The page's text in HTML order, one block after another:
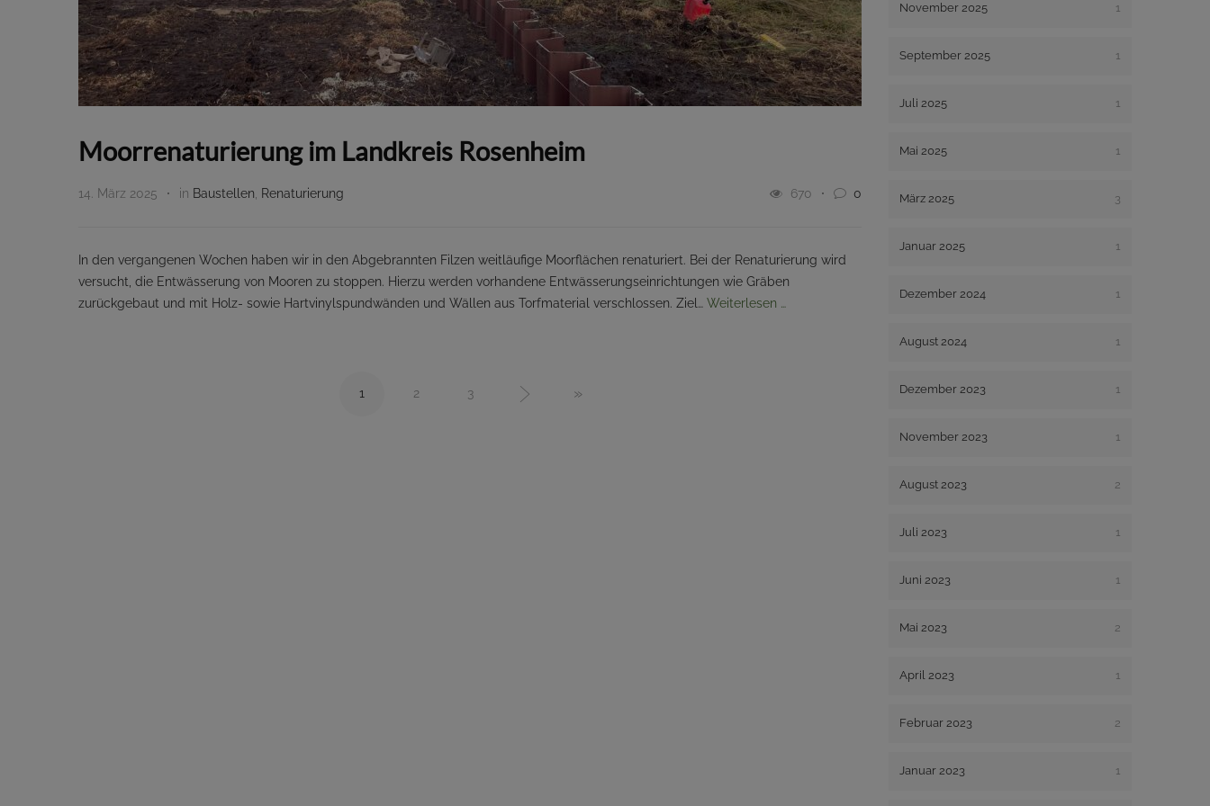
Moorrenaturierung im Landkreis Rosenheim
14. März 2025 in Baustellen Renaturierung 670 0
In den vergangenen Wochen haben wir in den Abgebrannten Filzen weitläufige Moorflächen renaturiert. Bei der Renaturierung wird
versucht, die Entwässerung von Mooren zu stoppen. Hierzu werden vorhandene Entwässerungseinrichtungen wie Gräben
zurückgebaut und mit Holz- sowie Hartvinylspundwänden und Wällen aus Torfmaterial verschlossen. Ziel… Weiterlesen …
1 2 3 »
November 2025 1
September 2025 1
Juli 2025 1
Mai 2025 1
März 2025 3
Januar 2025 1
Dezember 2024 1
August 2024 1
Dezember 2023 1
November 2023 1
August 2023 2
Juli 2023 1
Juni 2023 1
Mai 2023 2
April 2023 1
Februar 2023 2
Januar 2023 1